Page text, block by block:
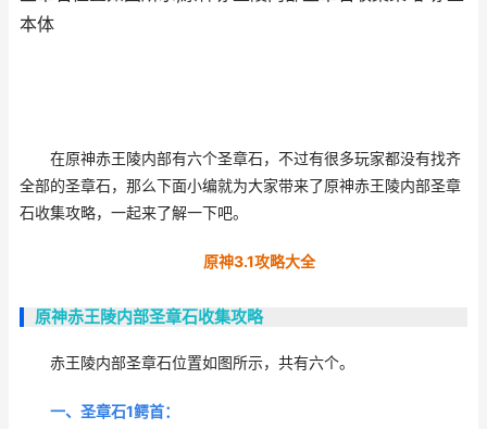
本体
在原神赤王陵内部有六个圣章石，不过有很多玩家都没有找齐
全部的圣章石，那么下面小编就为大家带来了原神赤王陵内部圣章
石收集攻略，一起来了解一下吧。
原神3.1攻略大全
原神赤王陵内部圣章石收集攻略
赤王陵内部圣章石位置如图所示，共有六个。
一、圣章石1鳄首：